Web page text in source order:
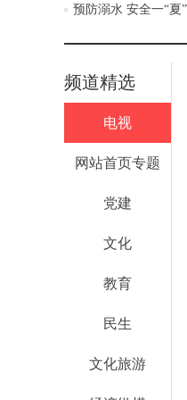
预防溺水 安全一“夏
频道精选
电视
网站首页专题
党建
文化
教育
民生
文化旅游